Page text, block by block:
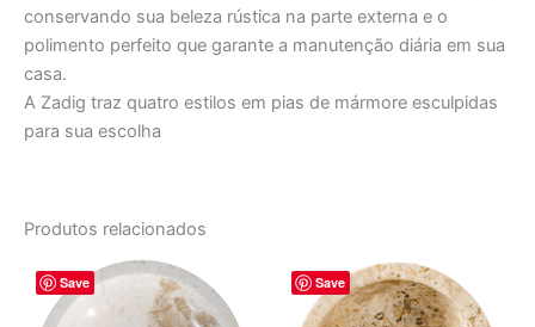
conservando sua beleza rústica na parte externa e o
polimento perfeito que garante a manutenção diária em sua
casa.
A Zadig traz quatro estilos em pias de mármore esculpidas
para sua escolha
Produtos relacionados
Save
O
preço
original
preço
atual
Save
O
preço
original
atual